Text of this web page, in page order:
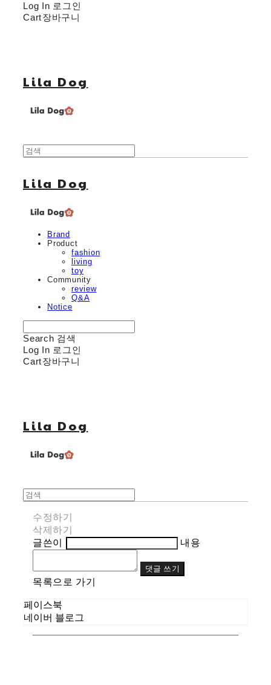
Log In 로그인
Cart장바구니
Lila Dog
Lila Dog
Brand
Product
fashion
living
toy
Community
review
Q&A
Notice
Search 검색
Log In 로그인
Cart장바구니
Lila Dog
수정하기
삭제하기
글쓴이
내용
댓글 쓰기
목록으로 가기
페이스북
네이버 블로그